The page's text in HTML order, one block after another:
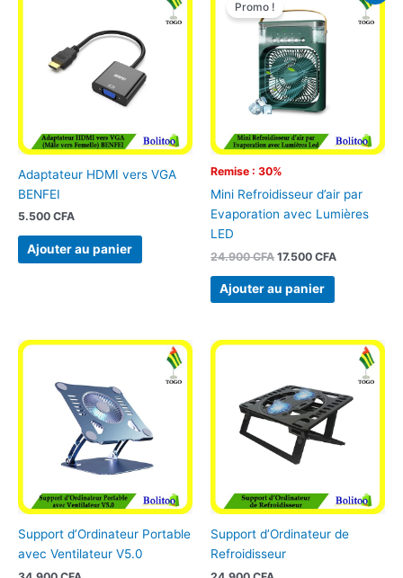
Adaptateur HDMI vers VGA
BENFEI
5.500 CFA
Ajouter au panier
Remise : 30%
Promo !
Mini Refroidisseur d’air par
Evaporation avec Lumières
LED
24.900CFA
initial
était :
24.900 CFA.
17.500 CFA
actuel
Ajouter au panier
Support d’Ordinateur Portable
avec Ventilateur V5.0
Support d’Ordinateur de
Refroidisseur